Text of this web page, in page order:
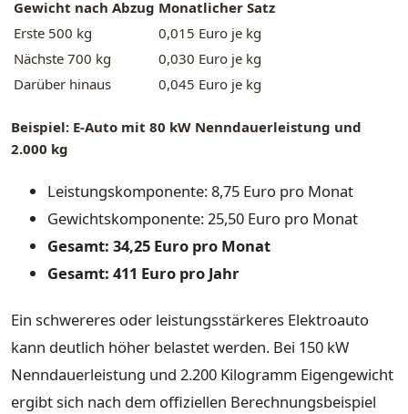
Gewicht nach Abzug Monatlicher Satz
Erste 500 kg
0,015 Euro je kg
Nächste 700 kg
0,030 Euro je kg
Darüber hinaus
0,045 Euro je kg
Beispiel: E-Auto mit 80 kW Nenndauerleistung und
2.000 kg
Leistungskomponente: 8,75 Euro pro Monat
Gewichtskomponente: 25,50 Euro pro Monat
Gesamt: 34,25 Euro pro Monat
Gesamt: 411 Euro pro Jahr
Ein schwereres oder leistungsstärkeres Elektroauto
kann deutlich höher belastet werden. Bei 150 kW
Nenndauerleistung und 2.200 Kilogramm Eigengewicht
ergibt sich nach dem offiziellen Berechnungsbeispiel